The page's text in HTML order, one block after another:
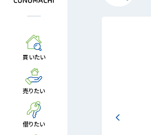
買いたい
売りたい
借りたい